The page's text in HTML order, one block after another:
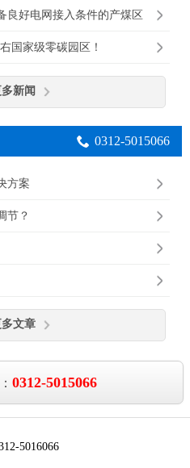
良好电网接入条件的产煤区
国家级零碳园区！
新闻
0312-5015066
方案
节？
文章
0312-5015066
5016066